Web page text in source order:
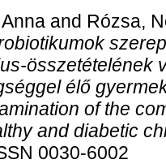
and Rózsa,
összetételének
élő
of the
and diabetic
0030-6002